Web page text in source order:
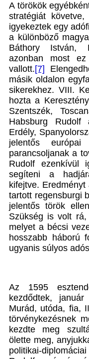
A törökök
stratégiát követve,
igyekeztek egy
a különböző
Báthory István,
azonban most
vallott.[7]
másik oldalon
sikerekhez. VIII.
hozta a
Szentszék,
Habsburg Rudolf
Erdély,
jelentős
parancsoljanak a
Rudolf ezenkívül
segíteni a
kifejtve.
tartott regensburgi
jelentős török
Szükség is volt
melyet a bécsi
hosszabb háború
ugyanis súlyos
Az 1595
kezdődtek,
Murád, utóda, fia,
törvénykezésnek
kezdte meg
ölette meg,
politikai-